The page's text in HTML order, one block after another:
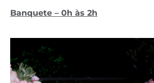
Banquete – 0h às 2h